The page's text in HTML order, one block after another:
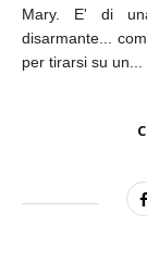
Mary. E' di
disarmante...
per tirarsi su un...